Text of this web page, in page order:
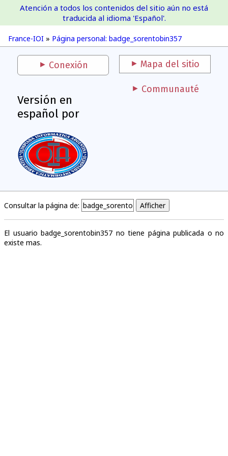
France-IOI
France-IOI » Página personal: badge_sorentobin357
Atención a todos los contenidos del sitio aún no está
traducida al idioma 'Español'.
Conexión Mapa del sitio
Versión en
español por
Communauté
Consultar la página de:
El usuario badge_sorentobin357 no tiene página publicada o no
existe mas.